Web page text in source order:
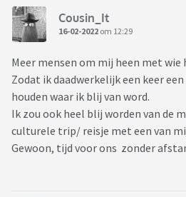
Cousin_It
16-02-2022 om 12:29
Meer mensen om mij heen met
Zodat ik daadwerkelijk een keer
houden waar ik blij van word.
Ik zou ook heel blij worden van de
culturele trip/ reisje met een van
Gewoon, tijd voor ons zonder